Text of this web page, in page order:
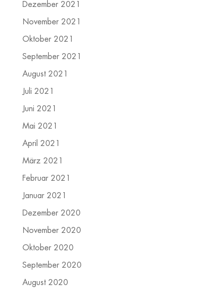
Dezember 2021
November 2021
Oktober 2021
September 2021
August 2021
Juli 2021
Juni 2021
Mai 2021
April 2021
März 2021
Februar 2021
Januar 2021
Dezember 2020
November 2020
Oktober 2020
September 2020
August 2020